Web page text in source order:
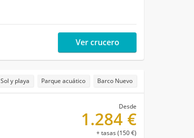
Ver crucero
Sol y playa Parque acuático Barco Nuevo
Desde
1.284 €
+ tasas (150 €)